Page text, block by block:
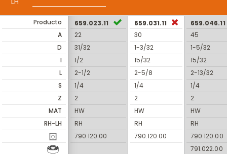
Producto
A
D
I
L
S
Z
MAT
RH-LH
659.023.11
22
31/32
1/2
2-1/2
1/4
2
HW
RH
790.120.00
659.031.11
30
1-3/32
15/32
2-5/8
1/4
2
HW
RH
790.120.00
659.046.11
45
1-5/32
15/32
2-13/32
1/4
2
HW
RH
790.120.00
791.022.00